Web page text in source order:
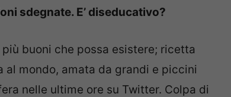
sdegnate. E’ diseducativo?
buoni che possa esistere; ricetta
al mondo, amata da grandi e piccini
nelle ultime ore su Twitter. Colpa di